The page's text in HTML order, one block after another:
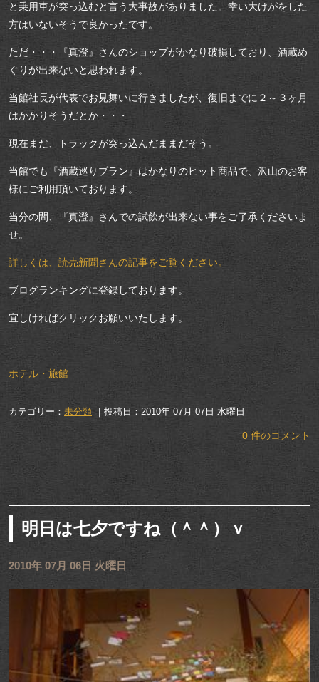
と乗用車が突っ込むと言う大事故がありました。幸い大けがをした
方はいないそうで良かったです。
ただ・・・『真澄』さんのショップがかなり破損しており、酒蔵め
ぐりが出来ないと思われます。
当館社長が代表でお見舞いに行きましたが、復旧までに２～３ヶ月
はかかりそうだとか・・・
現在まだ、トラックが突っ込んだままだそう。
当館でも『酒蔵巡りプラン』はかなりのヒット商品で、沢山のお客
様にご利用頂いております。
当分の間、『真澄』さんでの試飲が出来ない事をご了承くださいま
せ。
詳しくは、読売新聞さんの記事をご覧ください。
ブログランキングに登録しております。
宜しければクリックお願いいたします。
↓
ホテル・旅館
カテゴリー： 未分類 ｜投稿日：2010年 07月 07日 水曜日
0 件のコメント
明日は七夕ですね（＾＾）ｖ
2010年 07月 06日 火曜日